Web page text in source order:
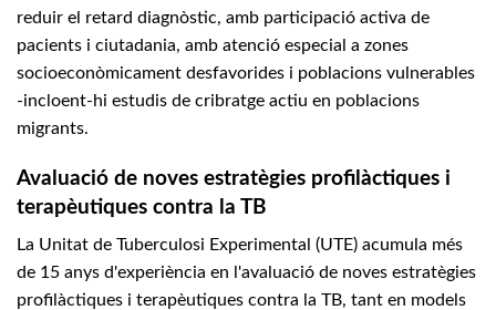
reduir el retard diagnòstic, amb participació activa de
pacients i ciutadania, amb atenció especial a zones
socioeconòmicament desfavorides i poblacions vulnerables
-incloent-hi estudis de cribratge actiu en poblacions
migrants.
Avaluació de noves estratègies profilàctiques i
terapèutiques contra la TB
La Unitat de Tuberculosi Experimental (UTE) acumula més
de 15 anys d'experiència en l'avaluació de noves estratègies
profilàctiques i terapèutiques contra la TB, tant en models